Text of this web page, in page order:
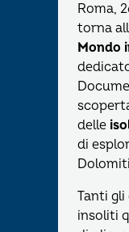
Roma,
torna
Mondo
delle
di
Tanti
insoliti